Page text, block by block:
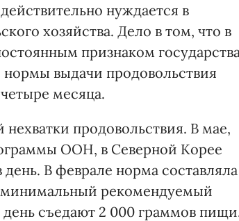
нуждается в
хозяйства. Дело в том, что в
признаком
выдачи продовольствия
месяца.
продовольствия. В мае,
ООН, в Северной Корее
В феврале норма составляла
минимальный рекомендуемый
съедают 2 000 граммов